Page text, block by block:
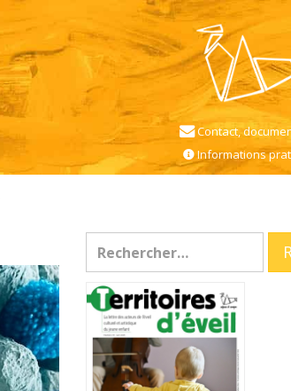
Contact,
Informations